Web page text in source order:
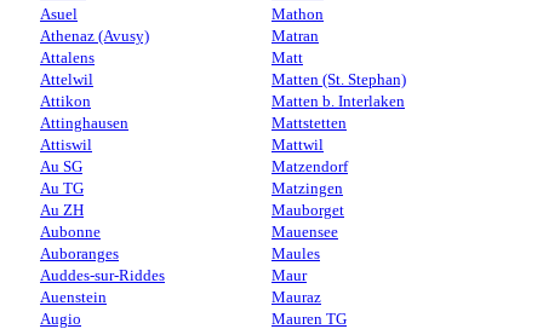
Asuel
Athenaz (Avusy)
Attalens
Attelwil
Attikon
Attinghausen
Attiswil
Au SG
Au TG
Au ZH
Aubonne
Auboranges
Auddes-sur-Riddes
Auenstein
Augio
Mathon
Matran
Matt
Matten (St. Stephan)
Matten b. Interlaken
Mattstetten
Mattwil
Matzendorf
Matzingen
Mauborget
Mauensee
Maules
Maur
Mauraz
Mauren TG